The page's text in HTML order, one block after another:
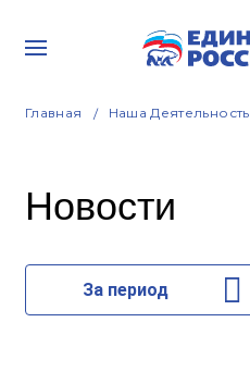
Главная Наша Деятельность
Новости
За период